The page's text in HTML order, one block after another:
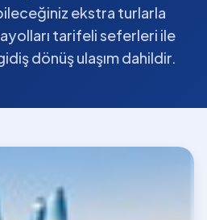
ekstra turlarla
tarifeli seferleri ile
dönüş ulaşım dahildir.